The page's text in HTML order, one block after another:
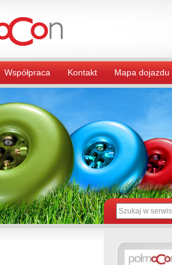
Współpraca Kontakt Mapa dojazdu